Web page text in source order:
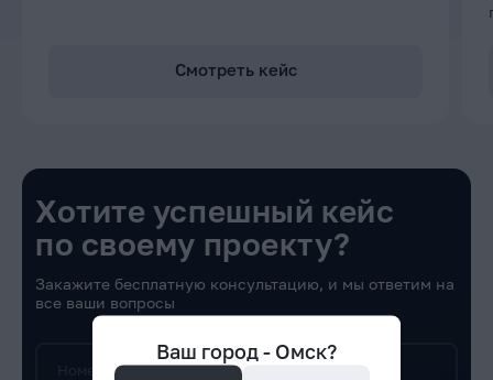
Смотреть кейс
Хотите успешный кейс
по своему проекту?
Закажите бесплатную консультацию, и мы ответим на
все ваши вопросы
Номер телефона*
Ваш город - Омск?